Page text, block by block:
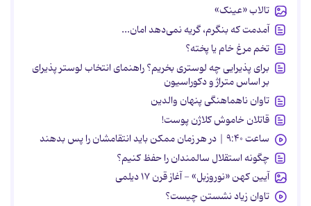
تالاب «عینک»
آمدمت که بنگرم، گریه نمی‌دهد امان...
تخم مرغ خام یا پخته؟
برای پذیرایی چه لوستری بخریم؟ راهنمای انتخاب لوستر پذیرای
بر اساس متراژ و دکوراسیون
تاوان ناهماهنگی پنهان والدین
قاتلان خاموش کلاژن پوست!
ساعت ۹:۴۰ | در هر زمان ممکن باید انتقامشان را پس بدهند
چگونه استقلال سالمندان را حفظ کنیم؟
آیین کهن «نوروزبل» - آغاز قرن ۱۷ دیلمی
تاوان زیاد نشستن چیست؟